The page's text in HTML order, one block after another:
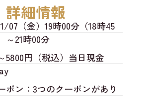
詳細情報
07（金）19時00分（18時45
～21時00分
5800円（税込）当日現金
ポン：3つのクーポンがあり